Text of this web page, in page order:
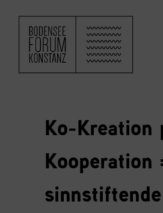
ZUM HAUPTINHALT SPRINGEN
Ko-Kreation
Kooperation
sinnstiftende